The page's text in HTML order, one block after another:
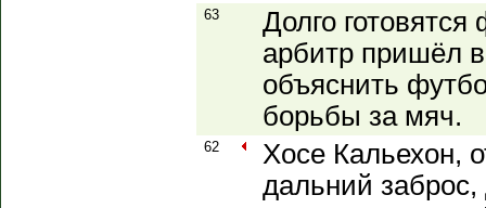
63
Долго
арбитр пришёл
объяснить
борьбы за мяч.
62
Хосе Кальехон,
дальний